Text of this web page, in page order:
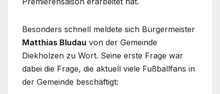
Besonders schnell meldete sich Bürgermeister
Matthias Bludau von der Gemeinde
Diekholzen zu Wort. Seine erste Frage war
dabei die Frage, die aktuell viele Fußballfans in
der Gemeinde beschäftigt: